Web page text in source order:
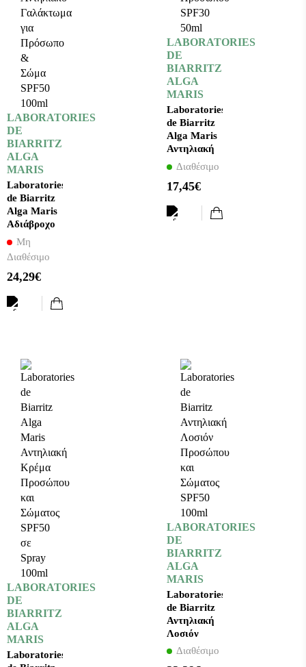
LABORATORIES
DE
BIARRITZ
ALGA
MARIS
Laboratories
de Biarritz
Alga Maris
Αδιάβροχο
Παιδικό
Αντηλιακό
Γαλάκτωμα
για
Σώμα
Μη
Διαθέσιμο
24,29€
LABORATORIES
DE
BIARRITZ
ALGA
MARIS
Laboratories
de Biarritz
Alga Maris
Αντηλιακή
Κρέμα
Προσώπου
SPF30 50ml
Διαθέσιμο
17,45€
LABORATORIES
DE
BIARRITZ
ALGA
MARIS
Laboratories
LABORATORIES
DE
BIARRITZ
ALGA
MARIS
Laboratories
de Biarritz
Αντηλιακή
Λοσιόν
Προσώπου
Διαθέσιμο